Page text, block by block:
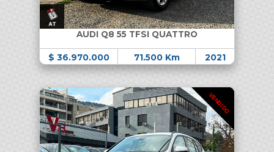
AUDI Q8 55 TFSI QUATTRO
$ 36.970.000 71.500 Km 2021
VENDIDO